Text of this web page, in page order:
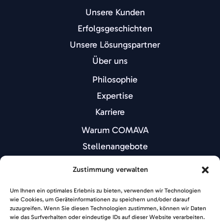
Zustimmung verwalten
Um Ihnen ein optimales Erlebnis zu bieten, verwenden wir Technologien
wie Cookies, um Geräteinformationen zu speichern und/oder darauf
zuzugreifen. Wenn Sie diesen Technologien zustimmen, können wir Daten
wie das Surfverhalten oder eindeutige IDs auf dieser Website verarbeiten.
Unsere Kunden
Erfolgsgeschichten
Unsere Lösungspartner
Über uns
Philosophie
Expertise
Karriere
Warum COMAVA
Stellenangebote
COMAVA beyond | Hamburg Edition
Kontakt